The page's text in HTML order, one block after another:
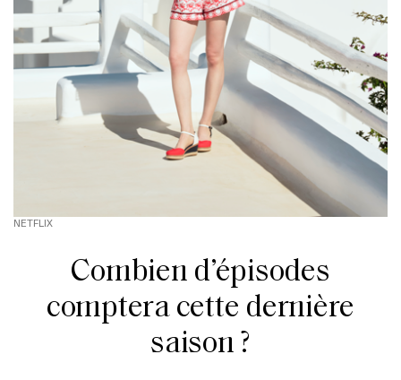
NETFLIX
Combien d’épisodes
comptera cette dernière
saison ?